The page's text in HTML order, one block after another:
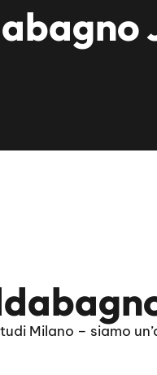
Milano – siamo